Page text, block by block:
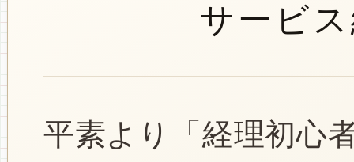
サービ
平素より「経理初心